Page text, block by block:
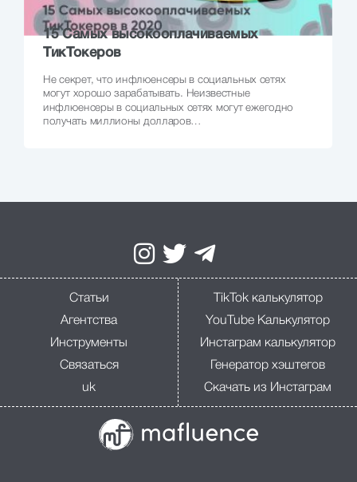
15 Самых высокооплачиваемых
ТикТокеров
Не секрет, что инфлюенсеры в социальных сетях
могут хорошо зарабатывать. Неизвестные
инфлюенсеры в социальных сетях могут ежегодно
получать миллионы долларов…
Статьи
Агентства
Инструменты
Связаться
uk
TikTok калькулятор
YouTube Калькулятор
Инстаграм калькулятор
Генератор хэштегов
Скачать из Инстаграм